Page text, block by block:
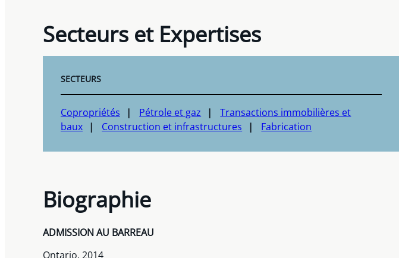
Secteurs et Expertises
SECTEURS
Copropriétés Pétrole et gaz
Transactions immobilières et
baux
Construction et infrastructures Fabrication
Biographie
ADMISSION AU BARREAU
Ontario, 2014